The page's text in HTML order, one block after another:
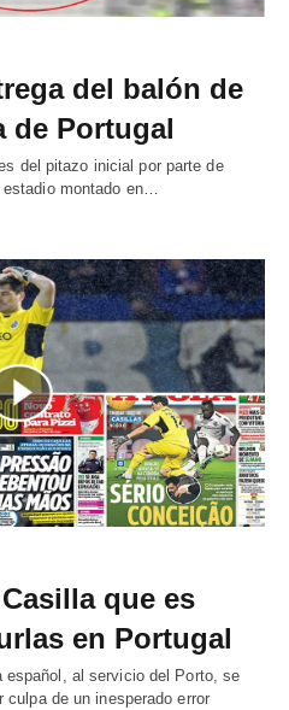
del balón de
de Portugal
del pitazo inicial por parte de
estadio montado en…
que es
en Portugal
español, al servicio del Porto, se
de un inesperado error